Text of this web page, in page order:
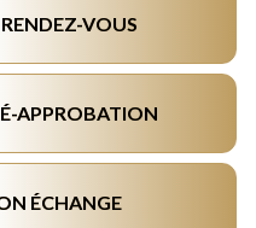
VOUS
APPROBATION
ÉCHANGE